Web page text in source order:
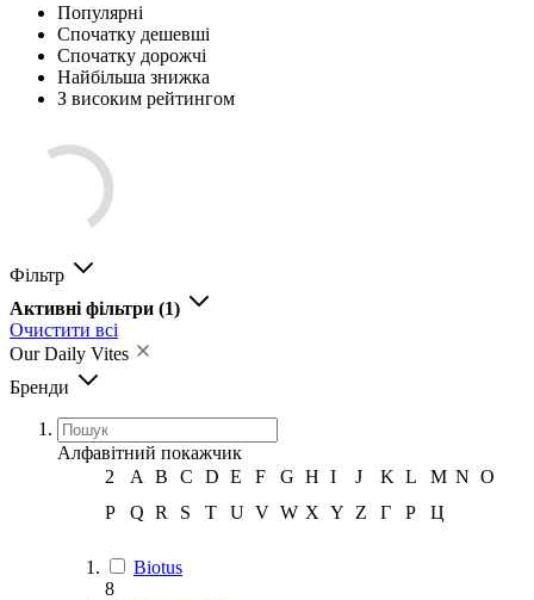
Популярні
Спочатку дешевші
Спочатку дорожчі
Найбільша знижка
З високим рейтингом
Фільтр
Активні фільтри (1)
Очистити всі
Our Daily Vites
Бренди
Алфавітний покажчик
2
A B C D E F G H I J K L M N O
P
Q R S T U V W X Y Z Г Р Ц
Biotus
8